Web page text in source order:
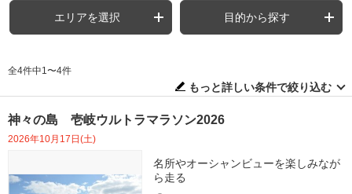
エリアを選択 目的から探す
全4件中1〜4件
もっと詳しい条件で絞り込む
神々の島 壱岐ウルトラマラソン2026
2026年10月17日(土)
名所やオーシャンビューを楽しみなが
ら走る